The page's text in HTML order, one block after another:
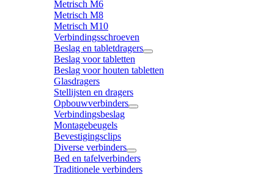
Metrisch M6
Metrisch M8
Metrisch M10
Verbindingsschroeven
Beslag en tabletdragers
Beslag voor tabletten
Beslag voor houten tabletten
Glasdragers
Stellijsten en dragers
Opbouwverbinders
Verbindingsbeslag
Montagebeugels
Bevestigingsclips
Diverse verbinders
Bed en tafelverbinders
Traditionele verbinders